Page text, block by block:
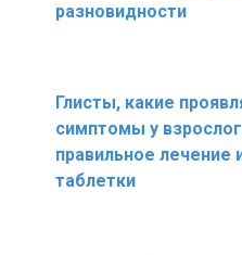
разновидности
Глисты, какие
симптомы у
правильное лечение
таблетки